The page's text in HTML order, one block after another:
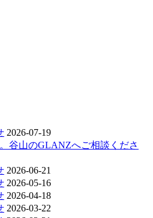
2026-07-19
谷山のGLANZへご相談くださ
2026-06-21
2026-05-16
2026-04-18
2026-03-22